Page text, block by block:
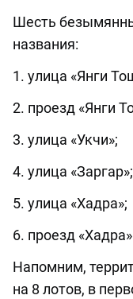
Шесть
названия:
1. улица «Янги
2. проезд «Янги
3. улица «Укчи»;
4. улица «Заргар»;
5. улица «Хадра»;
6. проезд
Напомним,
на 8 лотов, в